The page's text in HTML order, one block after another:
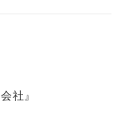
社』